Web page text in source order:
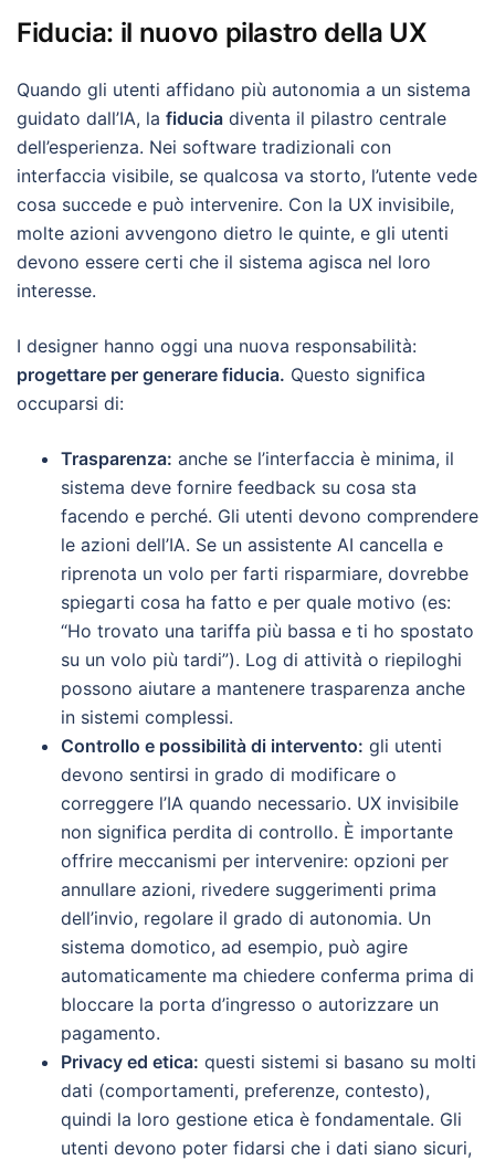
Fiducia: il nuovo pilastro della UX
Quando gli utenti affidano più autonomia a un sistema
guidato dall’IA, la fiducia diventa il pilastro centrale
dell’esperienza. Nei software tradizionali con
interfaccia visibile, se qualcosa va storto, l’utente vede
cosa succede e può intervenire. Con la UX invisibile,
molte azioni avvengono dietro le quinte, e gli utenti
devono essere certi che il sistema agisca nel loro
interesse.
I designer hanno oggi una nuova responsabilità:
progettare per generare fiducia. Questo significa
occuparsi di:
Trasparenza: anche se l’interfaccia è minima, il
sistema deve fornire feedback su cosa sta
facendo e perché. Gli utenti devono comprendere
le azioni dell’IA. Se un assistente AI cancella e
riprenota un volo per farti risparmiare, dovrebbe
spiegarti cosa ha fatto e per quale motivo (es:
“Ho trovato una tariffa più bassa e ti ho spostato
su un volo più tardi”). Log di attività o riepiloghi
possono aiutare a mantenere trasparenza anche
in sistemi complessi.
Controllo e possibilità di intervento: gli utenti
devono sentirsi in grado di modificare o
correggere l’IA quando necessario. UX invisibile
non significa perdita di controllo. È importante
offrire meccanismi per intervenire: opzioni per
annullare azioni, rivedere suggerimenti prima
dell’invio, regolare il grado di autonomia. Un
sistema domotico, ad esempio, può agire
automaticamente ma chiedere conferma prima di
bloccare la porta d’ingresso o autorizzare un
pagamento.
Privacy ed etica: questi sistemi si basano su molti
dati (comportamenti, preferenze, contesto),
quindi la loro gestione etica è fondamentale. Gli
utenti devono poter fidarsi che i dati siano sicuri,